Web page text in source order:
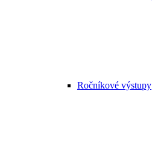
Ročníkové výstupy